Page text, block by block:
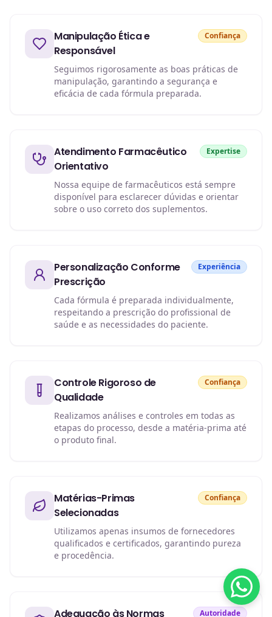
Manipulação Ética e
Responsável
Confiança
Seguimos rigorosamente as boas práticas de
manipulação, garantindo a segurança e
eficácia de cada fórmula preparada.
Atendimento Farmacêutico
Orientativo
Expertise
Nossa equipe de farmacêuticos está sempre
disponível para esclarecer dúvidas e orientar
sobre o uso correto dos suplementos.
Personalização Conforme
Prescrição
Experiência
Cada fórmula é preparada individualmente,
respeitando a prescrição do profissional de
saúde e as necessidades do paciente.
Controle Rigoroso de
Qualidade
Confiança
Realizamos análises e controles em todas as
etapas do processo, desde a matéria-prima até
o produto final.
Matérias-Primas
Selecionadas
Confiança
Utilizamos apenas insumos de fornecedores
qualificados e certificados, garantindo pureza
e procedência.
Adequação às Normas Autoridade